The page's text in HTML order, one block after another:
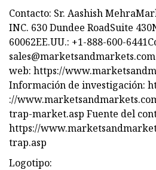
Contacto: Sr. Aashish
INC. 630 Dundee RoadSuite
60062EE.UU.: +1-888-600-
sales@marketsandmarkets.com
web: https://
Información de investigación:
://
trap-market.asp Fuente del
https://
trap.asp
Logotipo: